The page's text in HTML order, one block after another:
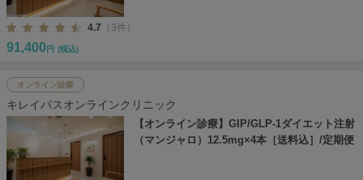
4.7 （3件）
91,400 円 (税込)
オンライン診療
キレイパスオンラインクリニック
【オンライン診療】GIP/GLP-1ダイエット注射
（マンジャロ）12.5mg×4本［送料込］/定期便